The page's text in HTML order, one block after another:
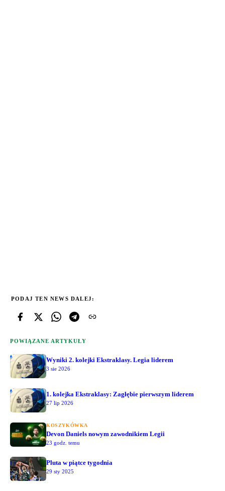
PODAJ TEN NEWS DALEJ:
POWIĄZANE ARTYKUŁY
Wyniki 2. kolejki Ekstraklasy. Legia liderem
3 sie 2026
1. kolejka Ekstraklasy: Zagłębie pierwszym liderem
27 lip 2026
KOSZYKÓWKA
Devon Daniels nowym zawodnikiem Legii
23 godz. temu
Pluta w piątce tygodnia
29 sty 2025